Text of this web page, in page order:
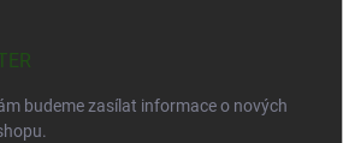
budeme zasílat informace o nových